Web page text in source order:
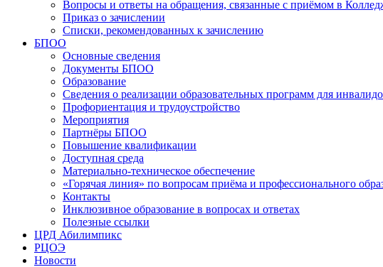
Вопросы и ответы на обращения, связанные с приёмом в
Приказ о зачислении
Списки, рекомендованных к зачислению
БПОО
Основные сведения
Документы БПОО
Образование
Сведения о реализации образовательных программ для
Профориентация и трудоустройство
Мероприятия
Партнёры БПОО
Повышение квалификации
Доступная среда
Материально-техническое обеспечение
«Горячая линия» по вопросам приёма и профессионального
Контакты
Инклюзивное образование в вопросах и ответах
Полезные ссылки
ЦРД Абилимпикс
РЦОЭ
Новости